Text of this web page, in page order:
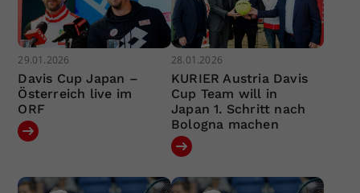
29.01.2026
Davis Cup Japan –
Österreich live im
ORF
28.01.2026
KURIER Austria Davis
Cup Team will in
Japan 1. Schritt nach
Bologna machen